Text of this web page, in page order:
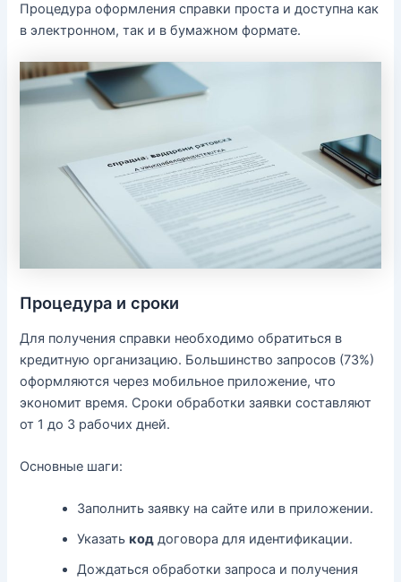
Процедура оформления справки проста и доступна как
в электронном, так и в бумажном формате.
Процедура и сроки
Для получения справки необходимо обратиться в
кредитную организацию. Большинство запросов (73%)
оформляются через мобильное приложение, что
экономит время. Сроки обработки заявки составляют
от 1 до 3 рабочих дней.
Основные шаги:
Заполнить заявку на сайте или в приложении.
Указатькод договора для идентификации.
Дождаться обработки запроса и получения